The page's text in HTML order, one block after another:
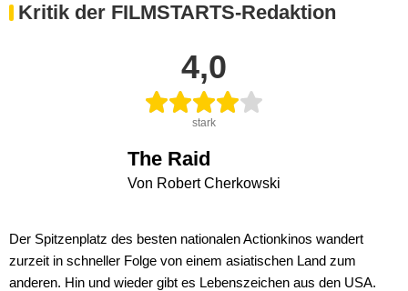
Kritik der FILMSTARTS-Redaktion
4,0
stark
The Raid
Von Robert Cherkowski
Der Spitzenplatz des besten nationalen Actionkinos wandert
zurzeit in schneller Folge von einem asiatischen Land zum
anderen. Hin und wieder gibt es Lebenszeichen aus den USA.